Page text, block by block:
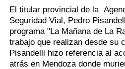
El titular provincial de la
Seguridad Vial, Pedro
programa "La Mañana de La
trabajo que realizan desde su
Pisandelli hizo referencia al
atrás en Mendoza donde